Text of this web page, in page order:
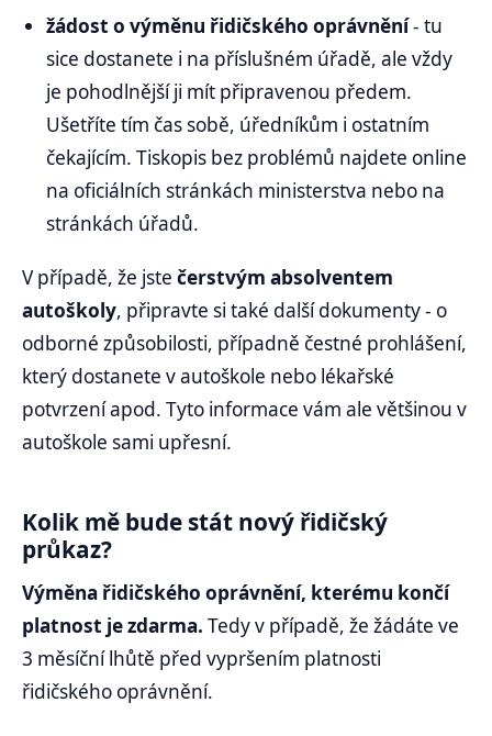
žádost o výměnu řidičského oprávnění- tu
sice dostanete i na příslušném úřadě, ale vždy
je pohodlnější ji mít připravenou předem.
Ušetříte tím čas sobě, úředníkům i ostatním
čekajícím. Tiskopis bez problémů najdete online
na oficiálních stránkách ministerstva nebo na
stránkách úřadů.
V případě, že jste čerstvým absolventem
autoškoly, připravte si také další dokumenty - o
odborné způsobilosti, případně čestné prohlášení,
který dostanete v autoškole nebo lékařské
potvrzení apod. Tyto informace vám ale většinou v
autoškole sami upřesní.
Kolik mě bude stát nový řidičský
průkaz?
Výměna řidičského oprávnění, kterému končí
platnost je zdarma. Tedy v případě, že žádáte ve
3 měsíční lhůtě před vypršením platnosti
řidičského oprávnění.